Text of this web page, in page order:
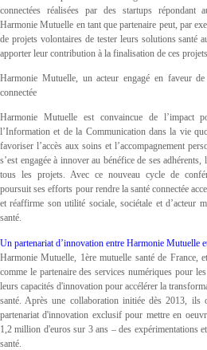
connectées réalisées par des startups répondant
Harmonie Mutuelle en tant que partenaire peut, par
de projets volontaires de tester leurs solutions santé
apporter leur contribution à la finalisation de ces projets.
Harmonie Mutuelle, un acteur engagé en faveur
connectée
Harmonie Mutuelle est convaincue de l’impact
l’Information et de la Communication dans la vie
favoriser l’accès aux soins et l’accompagnement
s’est engagée à innover au bénéfice de ses adhérents,
tous les projets. Avec ce nouveau cycle de
poursuit ses efforts pour rendre la santé connectée
et réaffirme son utilité sociale, sociétale et d’acteur
santé.
Un partenariat d’innovation entre Harmonie Mutuelle
Harmonie Mutuelle, 1ère mutuelle santé de France,
comme le partenaire des services numériques pour
leurs capacités d'innovation pour accélérer la
santé. Après une collaboration initiée dès 2013,
partenariat d'innovation exclusif pour mettre en
1,2 million d'euros sur 3 ans – des expérimentations
santé.